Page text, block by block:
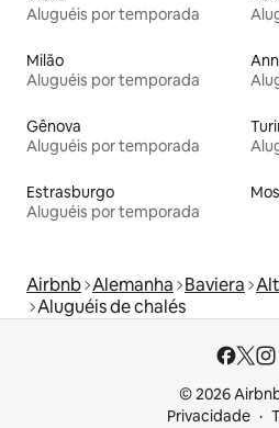
Aluguéis por temporada
Milão
Aluguéis por temporada
Gênova
Aluguéis por temporada
Estrasburgo
Aluguéis por temporada
Airbnb Alemanha Baviera
Aluguéis de chalés
© 2026
Privacidade